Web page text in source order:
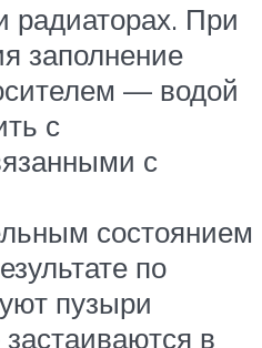
радиаторах. При
заполнение
— водой
с
с
состоянием
по
пузыри
в